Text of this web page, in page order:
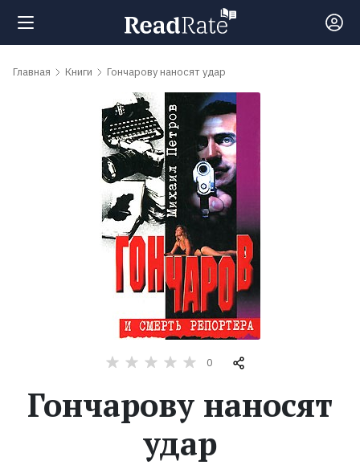
Поиск
обсуждаемые
Жанры
Главная Книги Гончарову наносят удар
0
Гончарову наносят
удар